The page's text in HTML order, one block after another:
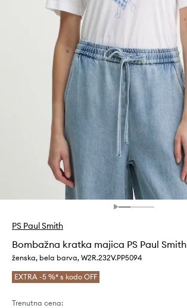
PS Paul Smith
Bombažna kratka majica PS Paul Smith
ženska, bela barva, W2R.232V.PP5094
EXTRA -5 %* s kodo OFF
Trenutna cena: